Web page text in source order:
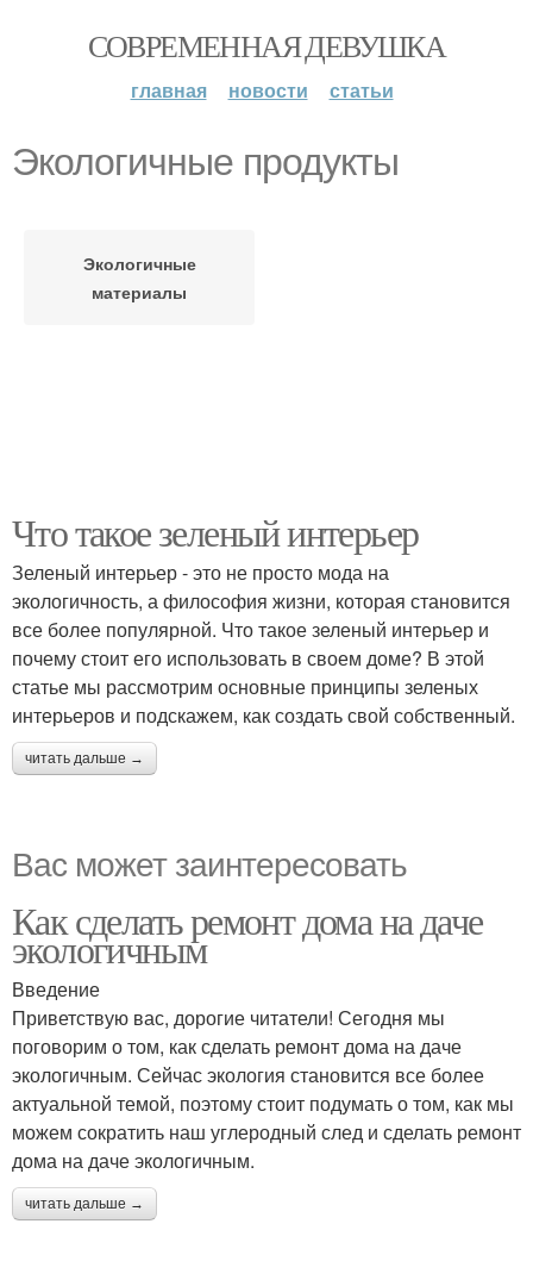
СОВРЕМЕННАЯ ДЕВУШКА
главная новости статьи
Экологичные продукты
Экологичные
материалы
Что такое зеленый интерьер
Зеленый интерьер - это не просто мода на
экологичность, а философия жизни, которая становится
все более популярной. Что такое зеленый интерьер и
почему стоит его использовать в своем доме? В этой
статье мы рассмотрим основные принципы зеленых
интерьеров и подскажем, как создать свой собственный.
читать дальше →
Вас может заинтересовать
Как сделать ремонт дома на даче
экологичным
Введение
Приветствую вас, дорогие читатели! Сегодня мы
поговорим о том, как сделать ремонт дома на даче
экологичным. Сейчас экология становится все более
актуальной темой, поэтому стоит подумать о том, как мы
можем сократить наш углеродный след и сделать ремонт
дома на даче экологичным.
читать дальше →